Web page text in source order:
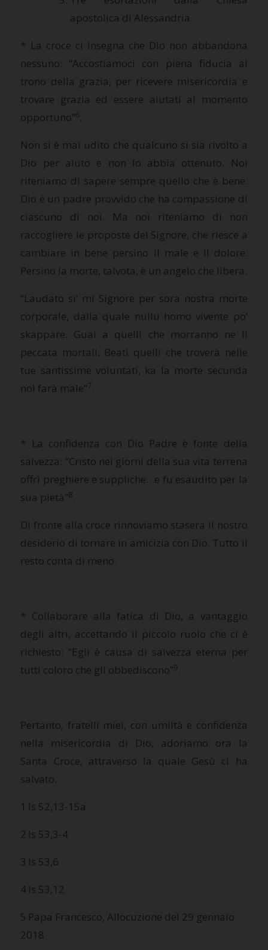
apostolica di Alessandria
* La croce ci insegna che Dio non abbandona
nessuno: “Accostiamoci con piena fiducia al
trono della grazia, per ricevere misericordia e
trovare grazia ed essere aiutati al momento
opportuno”6.
Non si è mai udito che qualcuno si sia rivolto a
Dio per aiuto e non lo abbia ottenuto. Noi
riteniamo di sapere sempre quello che è bene.
Dio è un padre provvido che ha compassione di
ciascuno di noi. Ma noi riteniamo di non
raccogliere le proposte del Signore, che riesce a
cambiare in bene persino il male e il dolore.
Persino la morte, talvota, è un angelo che libera.
“Laudato si’ mi Signore per sora nostra morte
corporale, dalla quale nullu homo vivente po’
skappare. Guai a quelli che morranno ne li
peccata mortali. Beati quelli che troverà nelle
tue santissime voluntati, ka la morte secunda
nol farà male”7.
*
La confidenza con Dio Padre è fonte della
salvezza: “Cristo nei giorni della sua vita terrena
offrì preghiere e suppliche…e fu esaudito per la
sua pietà”8.
Di fronte alla croce rinnoviamo stasera il nostro
desiderio di tornare in amicizia con Dio. Tutto il
resto conta di meno.
* Collaborare alla fatica di Dio, a vantaggio
degli altri, accettando il piccolo ruolo che ci è
richiesto: “Egli è causa di salvezza eterna per
tutti coloro che gli obbediscono”9.
Pertanto, fratelli miei, con umiltà e confidenza
nella misericordia di Dio, adoriamo ora la
Santa Croce, attraverso la quale Gesù ci ha
salvato.
1 Is 52,13-15a
2 Is 53,3-4
3 Is 53,6
4 Is 53,12
5 Papa Francesco, Allocuzione del 29 gennaio
2018